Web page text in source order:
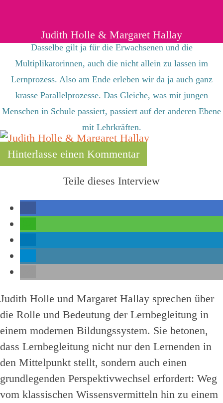
Judith Holle & Margaret Hallay
Dasselbe gilt ja für die Erwachsenen und die
Multiplikatorinnen, auch die nicht allein zu lassen im
Lernprozess. Also am Ende erleben wir da ja auch ganz
krasse Parallelprozesse. Das Gleiche, was mit jungen
Menschen in Schule passiert, passiert auf der anderen Ebene
mit Lehrkräften.
Hinterlasse einen Kommentar
Teile dieses Interview
Judith Holle und Margaret Hallay sprechen über
die Rolle und Bedeutung der Lernbegleitung in
einem modernen Bildungssystem. Sie betonen,
dass Lernbegleitung nicht nur den Lernenden in
den Mittelpunkt stellt, sondern auch einen
grundlegenden Perspektivwechsel erfordert: Weg
vom klassischen Wissensvermitteln hin zu einem